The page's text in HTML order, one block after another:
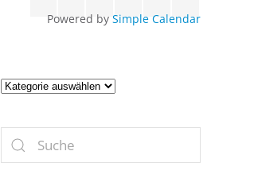
Powered by Simple Calendar
Artikel